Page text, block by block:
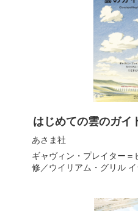
はじめての雲のガイ
あさま社
ギャヴィン・プレイター＝
修／ウイリアム・グリルイ